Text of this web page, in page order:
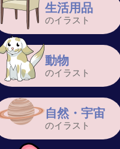
生活用品
のイラスト
動物
のイラスト
自然・宇宙
のイラスト